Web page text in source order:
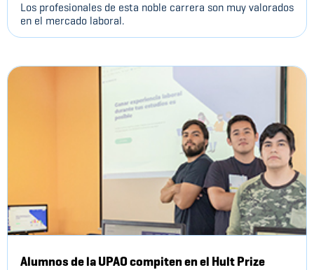
Los profesionales de esta noble carrera son muy valorados
en el mercado laboral.
Alumnos de la UPAO compiten en el Hult Prize